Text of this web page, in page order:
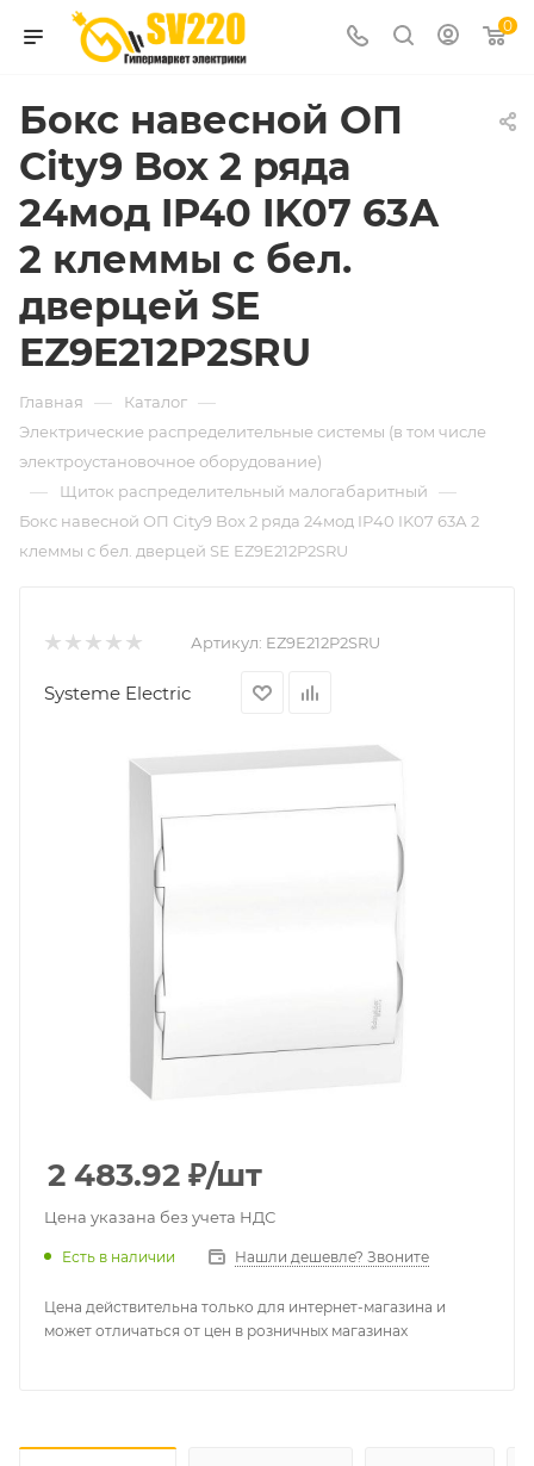
0
Бокс навесной ОП
City9 Box 2 ряда
24мод IP40 IK07 63А
2 клеммы с бел.
дверцей SE
EZ9E212P2SRU
Главная — Каталог —
Электрические распределительные системы (в том числе
электроустановочное оборудование)
— Щиток распределительный малогабаритный —
Бокс навесной ОП City9 Box 2 ряда 24мод IP40 IK07 63А 2
клеммы с бел. дверцей SE EZ9E212P2SRU
Артикул: EZ9E212P2SRU
Systeme Electric
2 483.92 ₽/шт
Цена указана без учета НДС
Есть в наличии Нашли дешевле? Звоните
Цена действительна только для интернет-магазина и
может отличаться от цен в розничных магазинах